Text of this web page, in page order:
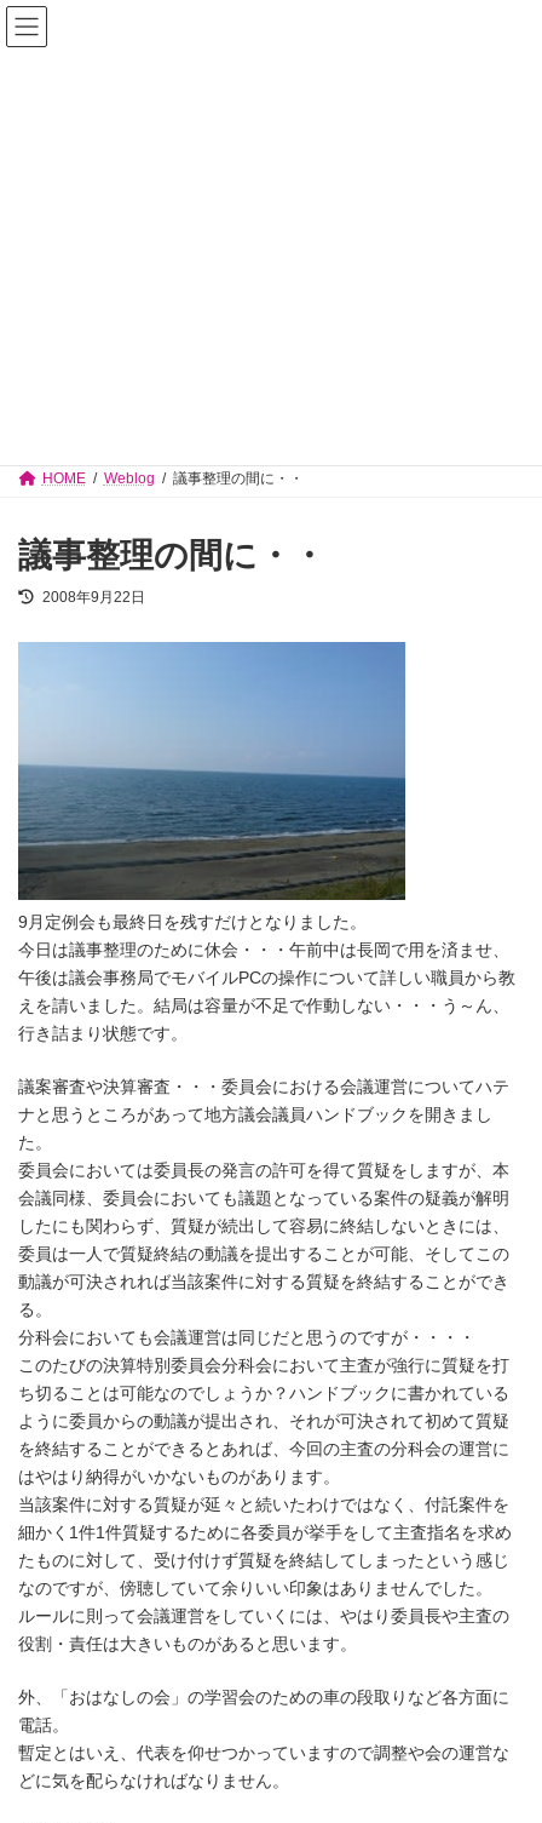
コ
ン
テ
ナ
ビ
ゲ
佐々木志津子 見附市議会議員【公式サイ
HOME Weblog 議事整理の間に・・
議事整理の間に・・
最
2008年9月22日
9月定例会も最終日を残すだけとなりました。
今日は議事整理のために休会・・・午前中は長岡で用を済ませ、
午後は議会事務局でモバイルPCの操作について詳しい職員から教
えを請いました。結局は容量が不足で作動しない・・・う～ん、
行き詰まり状態です。
議案審査や決算審査・・・委員会における会議運営についてハテ
ナと思うところがあって地方議会議員ハンドブックを開きまし
た。
委員会においては委員長の発言の許可を得て質疑をしますが、本
会議同様、委員会においても議題となっている案件の疑義が解明
したにも関わらず、質疑が続出して容易に終結しないときには、
委員は一人で質疑終結の動議を提出することが可能、そしてこの
動議が可決されれば当該案件に対する質疑を終結することができ
る。
分科会においても会議運営は同じだと思うのですが・・・・
このたびの決算特別委員会分科会において主査が強行に質疑を打
ち切ることは可能なのでしょうか？ハンドブックに書かれている
ように委員からの動議が提出され、それが可決されて初めて質疑
を終結することができるとあれば、今回の主査の分科会の運営に
はやはり納得がいかないものがあります。
当該案件に対する質疑が延々と続いたわけではなく、付託案件を
細かく1件1件質疑するために各委員が挙手をして主査指名を求め
たものに対して、受け付けず質疑を終結してしまったという感じ
なのですが、傍聴していて余りいい印象はありませんでした。
ルールに則って会議運営をしていくには、やはり委員長や主査の
役割・責任は大きいものがあると思います。
外、「おはなしの会」の学習会のための車の段取りなど各方面に
電話。
暫定とはいえ、代表を仰せつかっていますので調整や会の運営な
どに気を配らなければなりません。